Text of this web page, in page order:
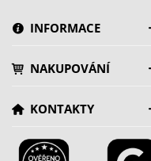
INFORMACE
NAKUPOVÁNÍ
KONTAKTY